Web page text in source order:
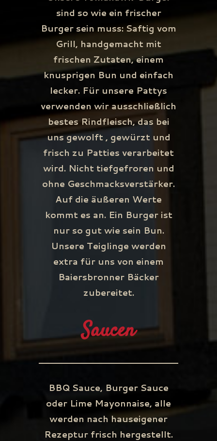
sind so wie ein frischer
Burger sein muss: Saftig vom
Grill, handgemacht mit
frischen Zutaten, einem
knusprigen Bun und einfach
lecker. Für unsere Pattys
verwenden wir ausschließlich
bestes Rindfleisch, das bei
uns gewolft , gewürzt und
frisch zu Patties verarbeitet
wird. Nicht tiefgefroren und
ohne Geschmacksverstärker.
Auf die äußeren Werte
kommt es an. Ein Burger ist
nur so gut wie sein Bun.
Unsere Teiglinge werden
extra für uns von einem
Baiersbronner Bäcker
zubereitet.
Saucen
BBQ Sauce, Burger Sauce
oder Lime Mayonnaise, alle
werden nach hauseigener
Rezeptur frisch hergestellt.